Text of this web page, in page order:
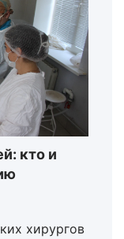
кто и
хирургов